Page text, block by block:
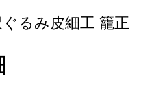
るみ皮細工 籠正